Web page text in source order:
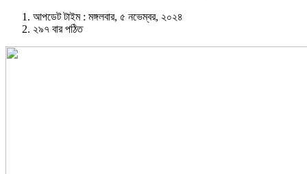
আপডেট টাইম : মঙ্গলবার, ৫ নভেম্বর, ২০২৪
২৯৭ বার পঠিত